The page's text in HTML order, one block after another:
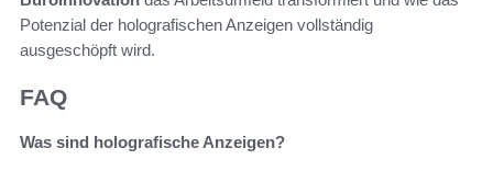
Potenzial der holografischen Anzeigen vollständig
ausgeschöpft wird.
FAQ
Was sind holografische Anzeigen?